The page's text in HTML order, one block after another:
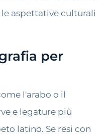
aspettative culturali
per
l'arabo o il
e legature più
latino. Se resi con